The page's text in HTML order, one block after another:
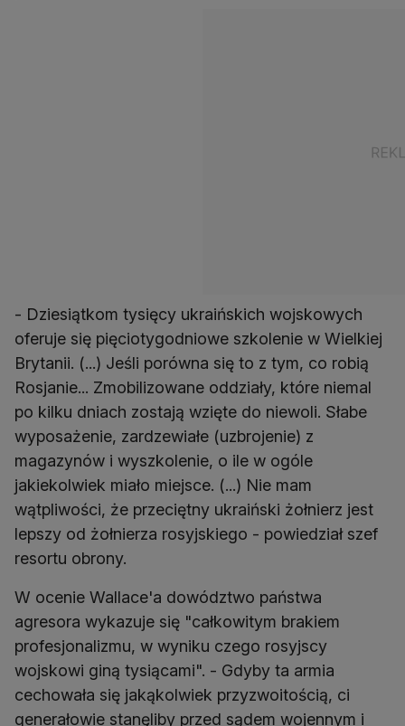
- Dziesiątkom tysięcy ukraińskich wojskowych
oferuje się pięciotygodniowe szkolenie w Wielkiej
Brytanii. (...) Jeśli porówna się to z tym, co robią
Rosjanie... Zmobilizowane oddziały, które niemal
po kilku dniach zostają wzięte do niewoli. Słabe
wyposażenie, zardzewiałe (uzbrojenie) z
magazynów i wyszkolenie, o ile w ogóle
jakiekolwiek miało miejsce. (...) Nie mam
wątpliwości, że przeciętny ukraiński żołnierz jest
lepszy od żołnierza rosyjskiego - powiedział szef
resortu obrony.
W ocenie Wallace'a dowództwo państwa
agresora wykazuje się "całkowitym brakiem
profesjonalizmu, w wyniku czego rosyjscy
wojskowi giną tysiącami". - Gdyby ta armia
cechowała się jakąkolwiek przyzwoitością, ci
generałowie stanęliby przed sądem wojennym i